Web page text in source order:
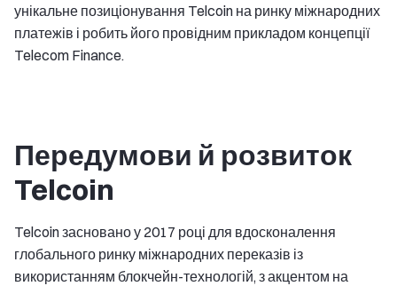
унікальне позиціонування Telcoin на ринку міжнародних
платежів і робить його провідним прикладом концепції
Telecom Finance.
Передумови й розвиток
Telcoin
Telcoin засновано у 2017 році для вдосконалення
глобального ринку міжнародних переказів із
використанням блокчейн-технологій, з акцентом на